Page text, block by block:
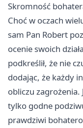
Skromność
Choć w oczach
sam Pan Robert
ocenie swoich
podkreślił, że nie
dodając, że każdy
obliczu
tylko godne
prawdziwi